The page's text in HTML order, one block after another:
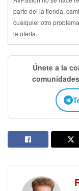
parte del la tienda,
cualquier otro
la oferta.
Únete a la